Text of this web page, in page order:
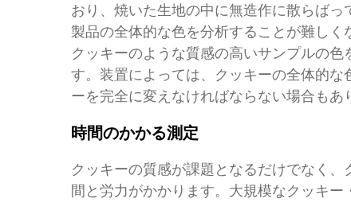
おり、焼いた生地の中に無造作に散らば
製品の全体的な色を分析することが難しく
クッキーのような質感の高いサンプルの
す。装置によっては、クッキーの全体的
ーを完全に変えなければならない場合もあ
時間のかかる測定
クッキーの質感が課題となるだけでなく
間と労力がかかります。大規模なクッキ